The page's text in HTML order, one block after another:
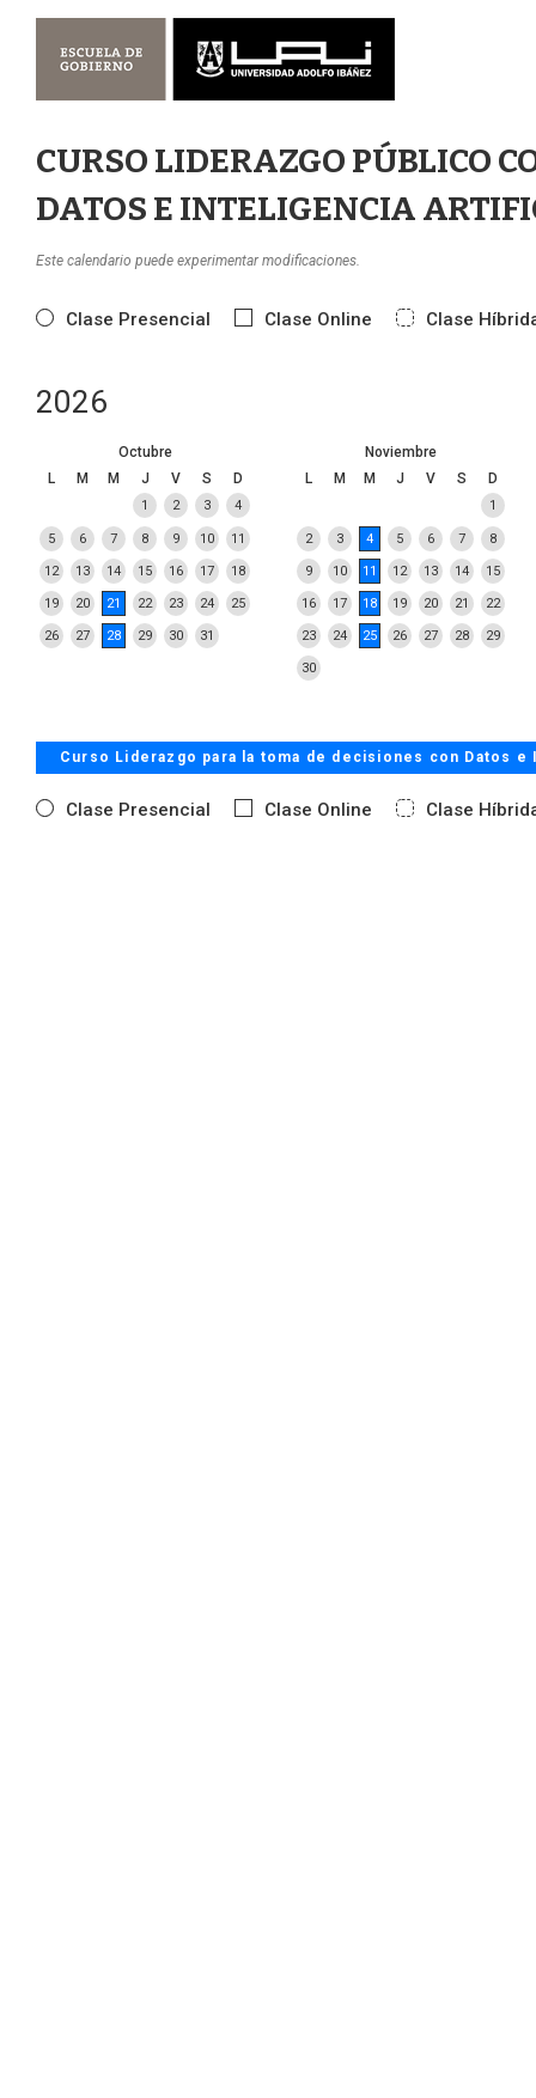
CURSO LIDERAZGO PÚBLICO
DATOS E INTELIGENCIA
Este calendario puede experimentar modificaciones.
Clase Presencial Clase Online Clase
2026
Octubre
L
M M J V S D
1 2 3 4
5 6 7 8 9 10 11
12 13 14 15 16 17 18
19 20 21 22 23 24 25
26 27 28 29 30 31
Noviembre
L
M M J V S D
1
2 3 4 5 6 7 8
9 10 11 12 13 14 15
16 17 18 19 20 21 22
23 24 25 26 27 28 29
30
Curso Liderazgo para la toma de decisiones con Datos e
Clase Presencial Clase Online Clase